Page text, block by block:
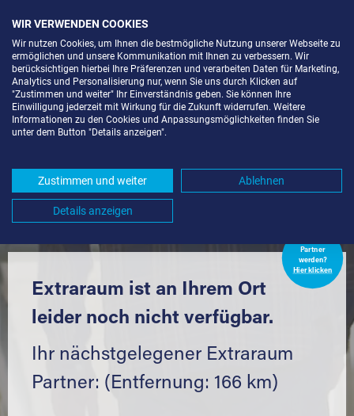
LAGERBOX IN BERLIN-KOL.
UMGEBUNG *
Komfortabel einlagern mit Extraraum
Partner
werden?
Hier klicken
Extraraum ist an Ihrem Ort
leider noch nicht verfügbar.
Ihr nächstgelegener Extraraum
Partner: (Entfernung: 166 km)
WIR VERWENDEN COOKIES
Wir nutzen Cookies, um Ihnen die bestmögliche Nutzung unserer Webseite zu
ermöglichen und unsere Kommunikation mit Ihnen zu verbessern. Wir
berücksichtigen hierbei Ihre Präferenzen und verarbeiten Daten für Marketing,
Analytics und Personalisierung nur, wenn Sie uns durch Klicken auf
"Zustimmen und weiter" Ihr Einverständnis geben. Sie können Ihre
Einwilligung jederzeit mit Wirkung für die Zukunft widerrufen. Weitere
Informationen zu den Cookies und Anpassungsmöglichkeiten finden Sie
unter dem Button "Details anzeigen".
Zustimmen und weiter Ablehnen
Details anzeigen